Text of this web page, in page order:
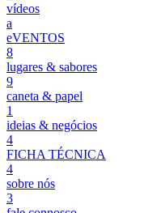
vídeos
a
eVENTOS
8
lugares & sabores
9
caneta & papel
1
ideias & negócios
4
FICHA TÉCNICA
4
sobre nós
3